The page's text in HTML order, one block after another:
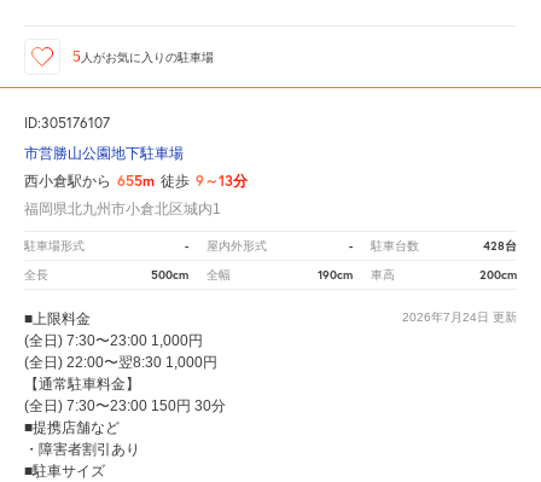
5 人がお気に入りの駐車場
ID:305176107
市営勝山公園地下駐車場
西小倉駅から 655m 徒歩 9～13分
福岡県北九州市小倉北区城内1
駐車場形式 - 屋内外形式 - 駐車台数 428台
全長 500cm 全幅 190cm 車高 200cm
2026年7月24日 更新
■上限料金
(全日) 7:30〜23:00 1,000円
(全日) 22:00〜翌8:30 1,000円
【通常駐車料金】
(全日) 7:30〜23:00 150円 30分
■提携店舗など
・障害者割引あり
■駐車サイズ